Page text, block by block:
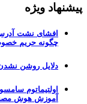
پیشنهاد ویژه
چگونه حریم
دلایل روشن
اولتیماتوم
آموزش هوش